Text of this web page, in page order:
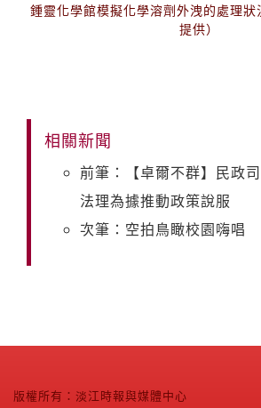
鍾靈化學館模擬化學溶劑外洩的處理
提供）
相關新聞
前筆：【卓爾不群】民政
法理為據推動政策說服
次筆：空拍鳥瞰校園嗨唱
版權所有：淡江時報與媒體中心